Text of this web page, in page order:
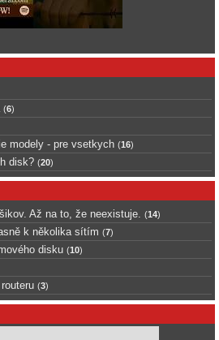
(6)
modely - pre vsetkych (16)
disk? (20)
Až na to, že neexistuje. (14)
k několika sítím (7)
disku (10)
(3)